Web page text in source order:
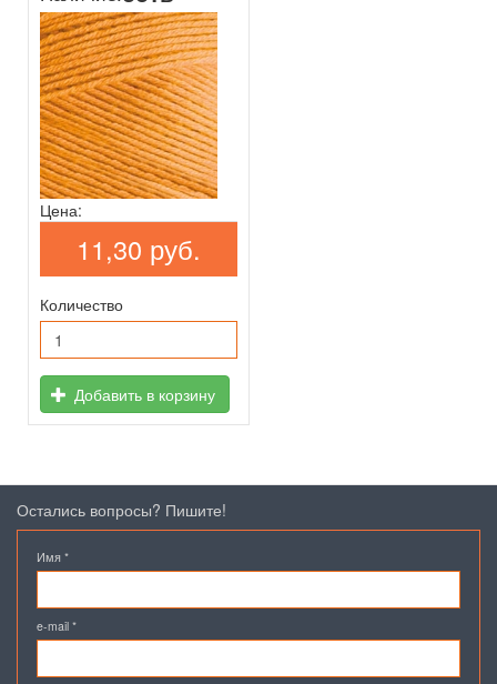
Цена:
11,30 руб.
Количество
Добавить в корзину
Остались вопросы? Пишите!
Имя *
e-mail *